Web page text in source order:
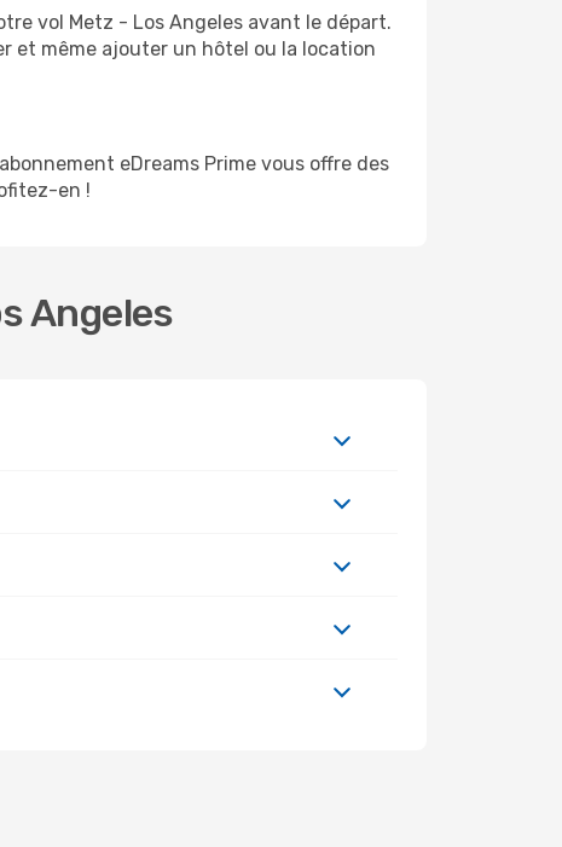
vol Metz - Los Angeles avant le départ.
et même ajouter un hôtel ou la location
eDreams Prime vous offre des
en !
Angeles